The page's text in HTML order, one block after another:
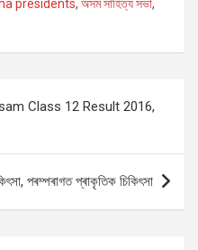
presidents, অসম সাহিত্য সভা,
Class 12 Result 2016,
পৰম্পৰাগত প্ৰাকৃতিক চিকিৎসা